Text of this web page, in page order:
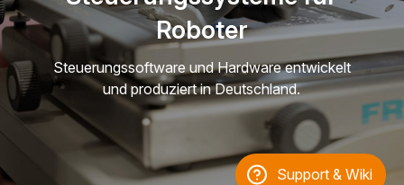
Roboter
Steuerungssoftware und Hardware entwickelt
und produziert in Deutschland.
Support & Wiki